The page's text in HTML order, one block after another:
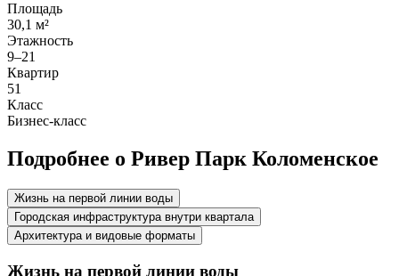
Площадь
30,1 м²
Этажность
9–21
Квартир
51
Класс
Бизнес-класс
Подробнее о Ривер Парк Коломенское
Жизнь на первой линии воды
Городская инфраструктура внутри квартала
Архитектура и видовые форматы
Жизнь на первой линии воды